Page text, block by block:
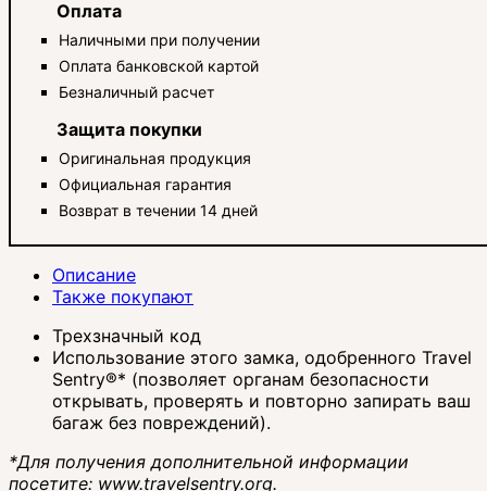
Оплата
Наличными при получении
Оплата банковской картой
Безналичный расчет
Защита покупки
Оригинальная продукция
Официальная гарантия
Возврат в течении 14 дней
Описание
Также покупают
Трехзначный код
Использование этого замка, одобренного Travel
Sentry®* (позволяет органам безопасности
открывать, проверять и повторно запирать ваш
багаж без повреждений).
*Для получения дополнительной информации
посетите: www.travelsentry.org.